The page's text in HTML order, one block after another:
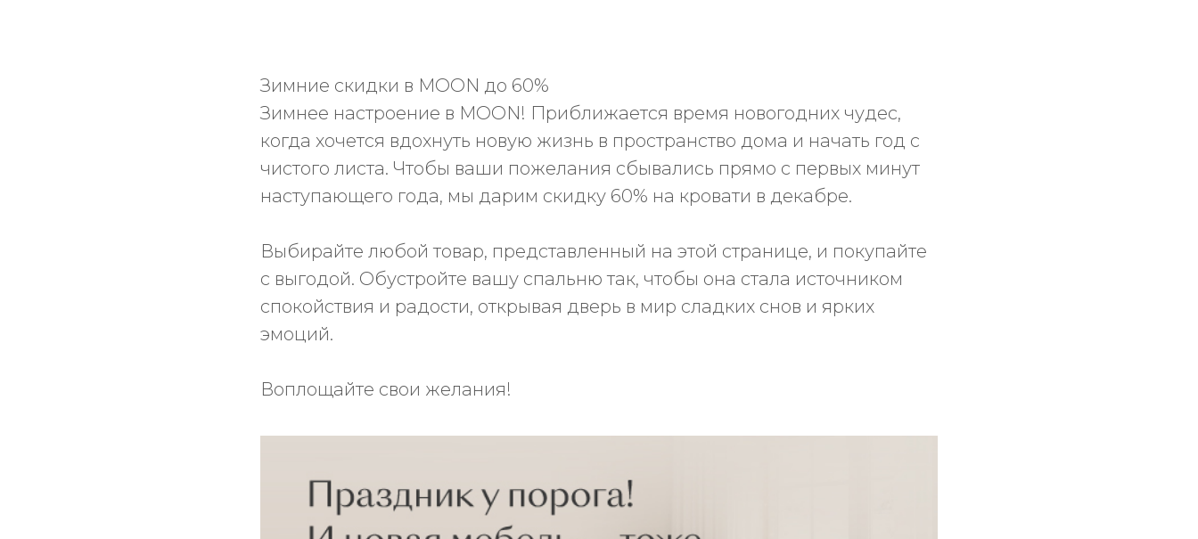
Зимние скидки в MOON до 60%
Зимнее настроение в MOON! Приближается время новогодних чудес,
когда хочется вдохнуть новую жизнь в пространство дома и начать год с
чистого листа. Чтобы ваши пожелания сбывались прямо с первых минут
наступающего года, мы дарим скидку 60% на кровати в декабре.
Выбирайте любой товар, представленный на этой странице, и покупайте
с выгодой. Обустройте вашу спальню так, чтобы она стала источником
спокойствия и радости, открывая дверь в мир сладких снов и ярких
эмоций.
Воплощайте свои желания!